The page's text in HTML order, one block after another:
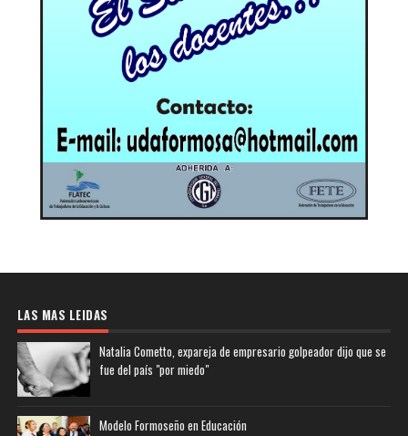
LAS MAS LEIDAS
Natalia Cometto, expareja de empresario golpeador dijo que se
fue del país "por miedo"
Modelo Formoseño en Educación